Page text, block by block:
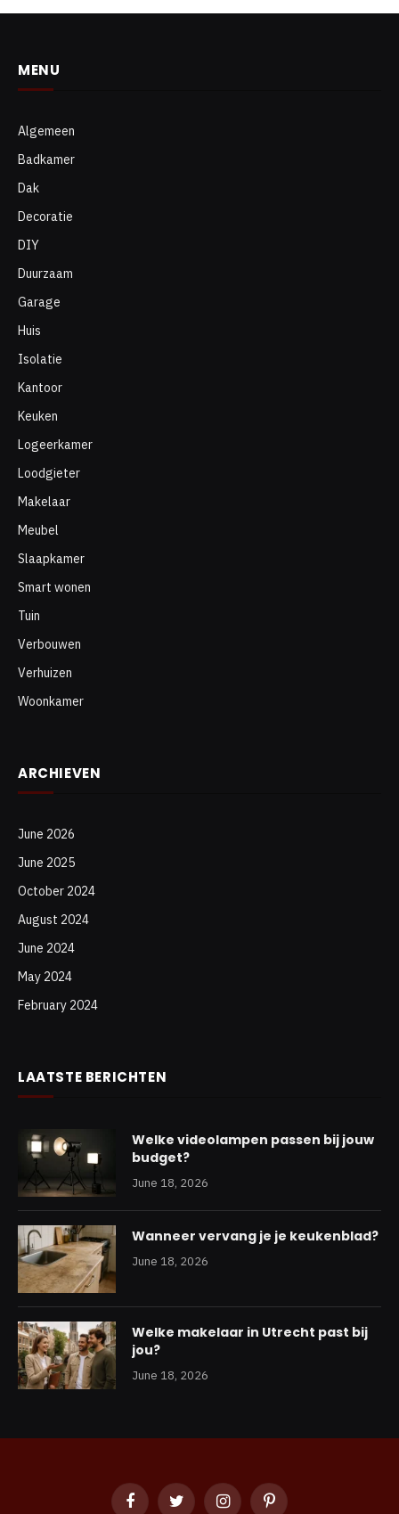
MENU
Algemeen
Badkamer
Dak
Decoratie
DIY
Duurzaam
Garage
Huis
Isolatie
Kantoor
Keuken
Logeerkamer
Loodgieter
Makelaar
Meubel
Slaapkamer
Smart wonen
Tuin
Verbouwen
Verhuizen
Woonkamer
ARCHIEVEN
June 2026
June 2025
October 2024
August 2024
June 2024
May 2024
February 2024
LAATSTE BERICHTEN
Welke videolampen passen bij jouw
budget?
June 18, 2026
Wanneer vervang je je keukenblad?
June 18, 2026
Welke makelaar in Utrecht past bij
jou?
June 18, 2026
FacebookTwitter InstagramPinterest